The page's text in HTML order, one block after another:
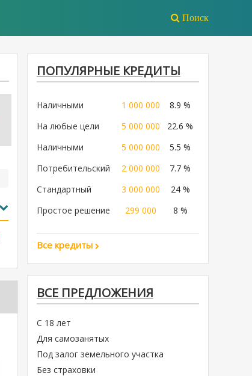
Поиск
ПОПУЛЯРНЫЕ КРЕДИТЫ
Наличными 1 000 000
8.9 %
На любые цели
5 000 000
22.6 %
Наличными
5 000 000
5.5 %
Потребительский
2 000 000
7.7 %
Стандартный
3 000 000
24 %
Простое решение
299 000 8 %
Все кредиты
ВСЕ ПРЕДЛОЖЕНИЯ
С 18 лет
Для самозанятых
Под залог земельного участка
Без страховки